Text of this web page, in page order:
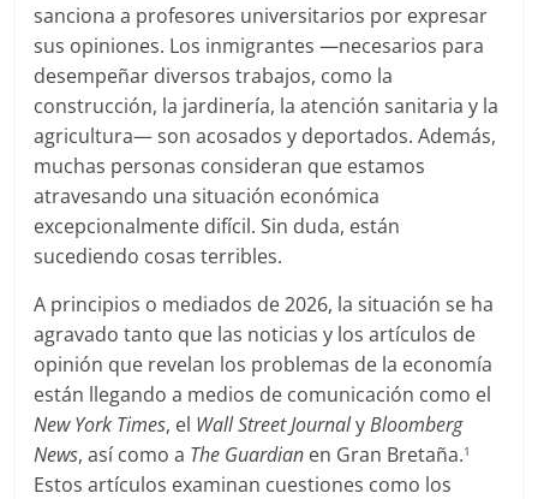
sanciona a profesores universitarios por expresar
sus opiniones. Los inmigrantes —necesarios para
desempeñar diversos trabajos, como la
construcción, la jardinería, la atención sanitaria y la
agricultura— son acosados y deportados. Además,
muchas personas consideran que estamos
atravesando una situación económica
excepcionalmente difícil. Sin duda, están
sucediendo cosas terribles.
A principios o mediados de 2026, la situación se ha
agravado tanto que las noticias y los artículos de
opinión que revelan los problemas de la economía
están llegando a medios de comunicación como el
New York Times, el Wall Street JournalyBloomberg
News, así como a The Guardian en Gran Bretaña.1
Estos artículos examinan cuestiones como los